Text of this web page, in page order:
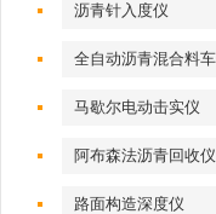
沥青针入度仪
全自动沥青混合料
马歇尔电动击实仪
阿布森法沥青回收仪
路面构造深度仪